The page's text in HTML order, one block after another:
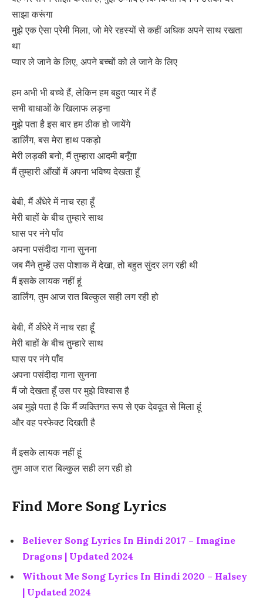
साझा करूंगा
मुझे एक ऐसा प्रेमी मिला, जो मेरे रहस्यों से कहीं अधिक अपने साथ रखता
था
प्यार ले जाने के लिए, अपने बच्चों को ले जाने के लिए
हम अभी भी बच्चे हैं, लेकिन हम बहुत प्यार में हैं
सभी बाधाओं के खिलाफ लड़ना
मुझे पता है इस बार हम ठीक हो जायेंगे
डार्लिंग, बस मेरा हाथ पकड़ो
मेरी लड़की बनो, मैं तुम्हारा आदमी बनूँगा
मैं तुम्हारी आँखों में अपना भविष्य देखता हूँ
बेबी, मैं अँधेरे में नाच रहा हूँ
मेरी बाहों के बीच तुम्हारे साथ
घास पर नंगे पाँव
अपना पसंदीदा गाना सुनना
जब मैंने तुम्हें उस पोशाक में देखा, तो बहुत सुंदर लग रही थी
मैं इसके लायक नहीं हूं
डार्लिंग, तुम आज रात बिल्कुल सही लग रही हो
बेबी, मैं अँधेरे में नाच रहा हूँ
मेरी बाहों के बीच तुम्हारे साथ
घास पर नंगे पाँव
अपना पसंदीदा गाना सुनना
मैं जो देखता हूँ उस पर मुझे विश्वास है
अब मुझे पता है कि मैं व्यक्तिगत रूप से एक देवदूत से मिला हूं
और वह परफेक्ट दिखती है
मैं इसके लायक नहीं हूं
तुम आज रात बिल्कुल सही लग रही हो
Find More Song Lyrics
Believer Song Lyrics In Hindi 2017 – Imagine
Dragons | Updated 2024
Without Me Song Lyrics In Hindi 2020 – Halsey
| Updated 2024